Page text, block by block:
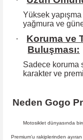
Yüksek
yağmura ve
·
Koruma ve
Buluşması:
Sadece koruma
karakter ve
Neden Gogo
Motosiklet dünyasında
Premium’u rakiplerinden